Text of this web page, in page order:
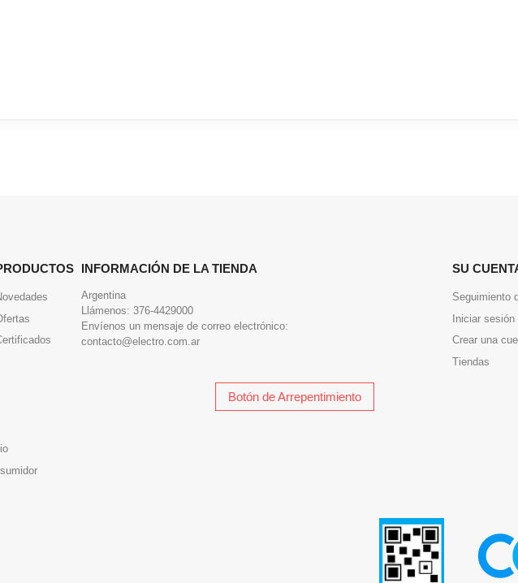
INFORMACIÓN DE LA TIENDA
Argentina
Llámenos: 376-4429000
Envíenos un mensaje de correo electrónico:
contacto@electro.com.ar
SU
Seguimiento
Iniciar sesión
Crear una
Tiendas
Botón de Arrepentimiento